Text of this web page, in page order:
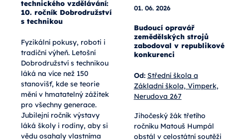
technického vzdělávání:
10. ročník Dobrodružství
s technikou
Fyzikální pokusy, roboti i
tradiční výheň. Letošní
Dobrodružství s technikou
láká na více než 150
stanovišť, kde se teorie
mění v hmatatelný zážitek
pro všechny generace.
Jubilejní ročník výstavy
láká školy i rodiny, aby si
vědu osahaly vlastníma
01. 06. 2026
Budoucí opravář
zemědělských strojů
zabodoval v republikové
konkurenci
Od: Střední škola a
Základní škola, Vimperk,
Nerudova 267
Jihočeský žák třetího
ročníku Matouš Humpál
obstál v celostátní soutěži